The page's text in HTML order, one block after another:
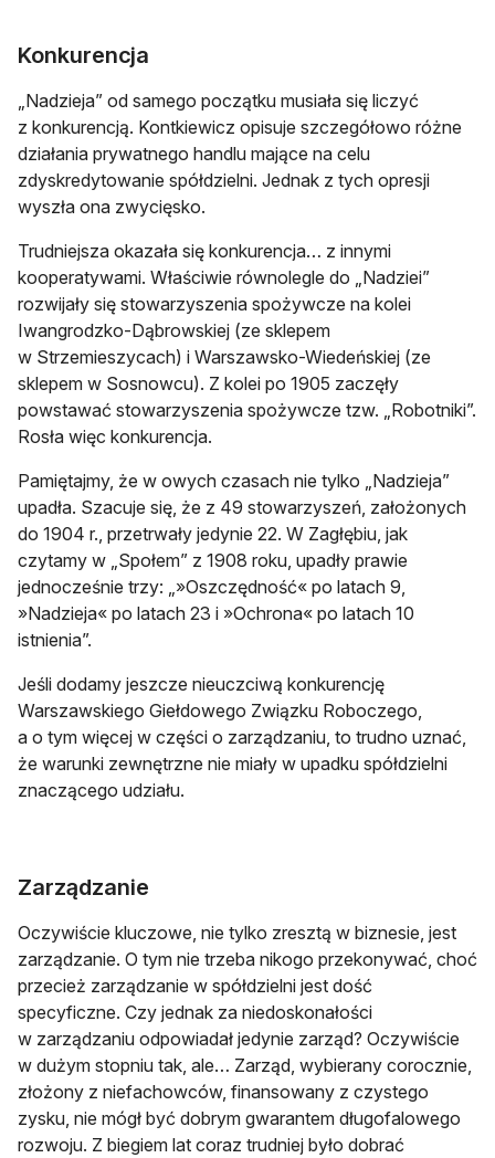
Konkurencja
„Nadzieja” od samego początku musiała się liczyć
z konkurencją. Kontkiewicz opisuje szczegółowo różne
działania prywatnego handlu mające na celu
zdyskredytowanie spółdzielni. Jednak z tych opresji
wyszła ona zwycięsko.
Trudniejsza okazała się konkurencja… z innymi
kooperatywami. Właściwie równolegle do „Nadziei”
rozwijały się stowarzyszenia spożywcze na kolei
‎Iwangrodzko-Dąbrowskiej‎ (ze sklepem
w Strzemieszycach) ‎i‎ ‎Warszawsko-Wiedeńskiej (ze
sklepem w Sosnowcu). Z kolei po 1905 zaczęły
powstawać stowarzyszenia spożywcze tzw. „Robotniki”.
Rosła więc konkurencja.
Pamiętajmy, że w owych czasach nie tylko „Nadzieja”
upadła. Szacuje się, że z 49 stowarzyszeń, założonych
do 1904 r., przetrwały jedynie 22. W‎ ‎Zagłębiu, jak
czytamy w „Społem” z 1908 roku, upadły prawie
jednocześnie trzy: „»Oszczędność‎«‎ ‎po‎ ‎latach 9,
»Nadzieja‎«‎ ‎po‎ ‎latach‎ ‎23‎ ‎i‎ »Ochrona« ‎po‎ ‎latach‎ ‎10‎
‎istnienia”.
Jeśli dodamy jeszcze nieuczciwą konkurencję
Warszawskiego Giełdowego Związku Roboczego,
a o tym więcej w części o zarządzaniu, to trudno uznać,
że warunki zewnętrzne nie miały w upadku spółdzielni
znaczącego udziału.
Zarządzanie
Oczywiście kluczowe, nie tylko zresztą w biznesie, jest
zarządzanie. O tym nie trzeba nikogo przekonywać, choć
przecież zarządzanie w spółdzielni jest dość
specyficzne. Czy jednak za niedoskonałości
w zarządzaniu odpowiadał jedynie zarząd? Oczywiście
w dużym stopniu tak, ale… Zarząd, wybierany corocznie,
złożony z niefachowców, finansowany z czystego
zysku, nie mógł być dobrym gwarantem długofalowego
rozwoju. Z biegiem lat coraz trudniej było dobrać